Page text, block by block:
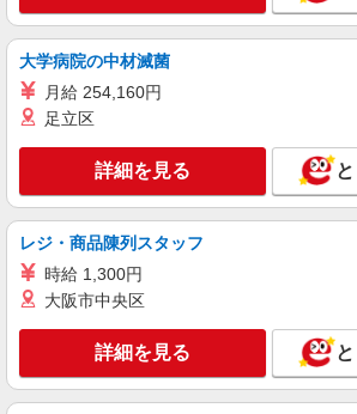
大学病院の中材滅菌
月給 254,160円
足立区
詳細を見る
レジ・商品陳列スタッフ
時給 1,300円
大阪市中央区
詳細を見る